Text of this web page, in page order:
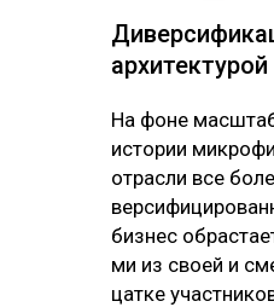
На фо­не
ис­то­рии
от­рас­ли все
биз­нес
ми из своей и
цат­ке